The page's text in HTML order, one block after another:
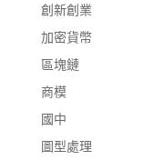
創新創業
加密貨幣
區塊鏈
商模
國中
圖型處理